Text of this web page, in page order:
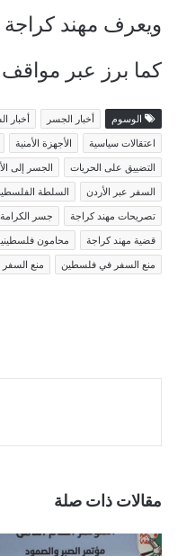
ويعرف مهند كراجة
كما برز عبر مواقف
الوسوم أخبار الجسر أخبار
اعتقالات سياسية
الأجهزة الأمنية
التضييق على الحريات
الجسر إلى
السفر عبر الأردن
السلطة
تصريحات مهند كراجة
جسر الكرامة
قضية مهند كراجة
محامون
منع السفر في فلسطين
منع السفر
مقالات ذات صلة